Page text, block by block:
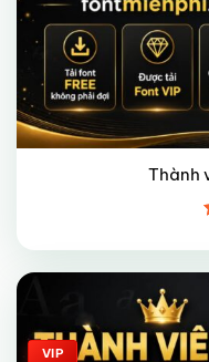
Thành
Giảm giá!
VIP